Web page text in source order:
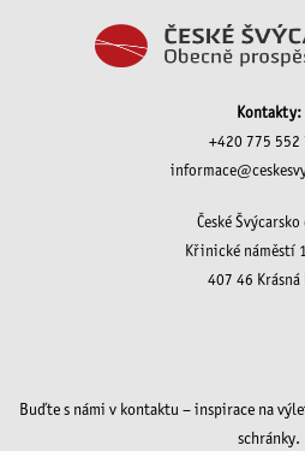
Kontakty:
+420 775 552
České
Křinické náměstí
407 46 Krásná
Buďte s námi v kontaktu – inspirace na
schránky.